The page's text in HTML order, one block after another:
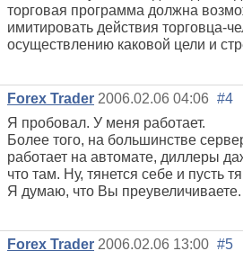
торговая программа должна
имитировать действия торговца-
осуществлению каковой цели и
Forex Trader 2006.02.06 04:06 #4
Я пробовал. У меня работает.
Более того, на большинстве
работает на автомате, диллеры
что там. Ну, тянется себе и пусть
Я думаю, что Вы преувеличиваете.
Forex Trader 2006.02.06 13:00 #5